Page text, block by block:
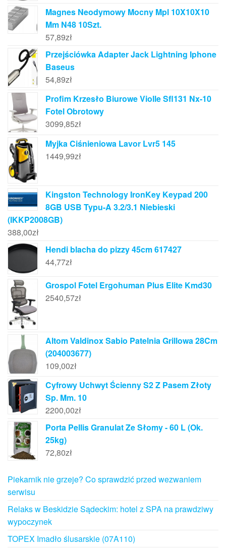
Magnes Neodymowy Mocny Mpl 10X10X10
Mm N48 10Szt.
57,89zł
Przejściówka Adapter Jack Lightning Iphone
Baseus
54,89zł
Profim Krzesło Biurowe Violle Sfl131 Nx-10
Fotel Obrotowy
3099,85zł
Myjka Ciśnieniowa Lavor Lvr5 145
1449,99zł
Kingston Technology IronKey Keypad 200
8GB USB Typu-A 3.2/3.1 Niebieski
(IKKP2008GB)
388,00zł
Hendi blacha do pizzy 45cm 617427
44,77zł
Grospol Fotel Ergohuman Plus Elite Kmd30
2540,57zł
Altom Valdinox Sabio Patelnia Grillowa 28Cm
(204003677)
109,00zł
Cyfrowy Uchwyt Ścienny S2 Z Pasem Złoty
Sp. Mm. 10
2200,00zł
Porta Pellis Granulat Ze Słomy - 60 L (Ok.
25kg)
72,80zł
Piekarnik nie grzeje? Co sprawdzić przed wezwaniem
serwisu
Relaks w Beskidzie Sądeckim: hotel z SPA na prawdziwy
wypoczynek
TOPEX Imadło ślusarskie (07A110)